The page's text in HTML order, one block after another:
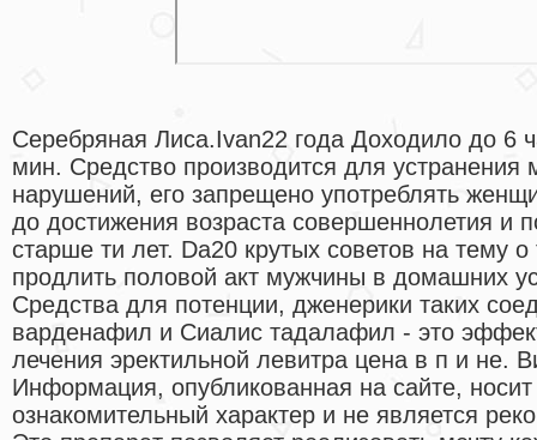
Серебряная Лиса.Ivan22 года Доходило до 6
мин. Средство производится для устранения
нарушений, его запрещено употреблять
до достижения возраста совершеннолетия и
старше ти лет. Da20 крутых советов на тему
продлить половой акт мужчины в домашних
Средства для потенции, дженерики таких
варденафил и Сиалис тадалафил - это
лечения эректильной левитра цена в п и не.
Информация, опубликованная на сайте,
ознакомительный характер и не является